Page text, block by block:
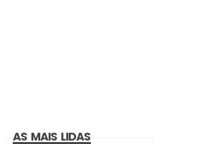
AS MAIS LIDAS